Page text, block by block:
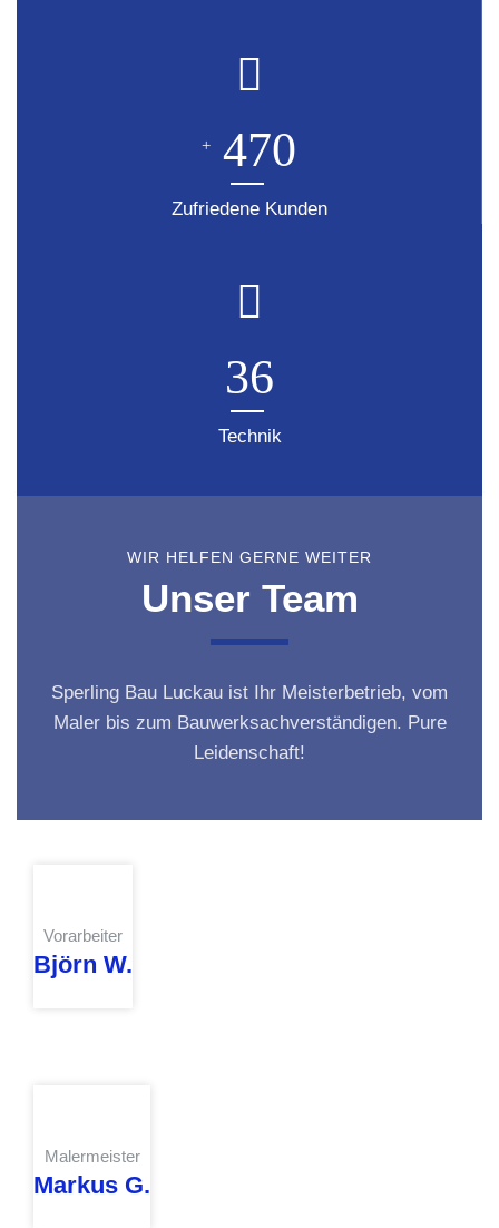
+ 470
Zufriedene Kunden
36
Technik
WIR HELFEN GERNE WEITER
Unser Team
Sperling Bau Luckau ist Ihr Meisterbetrieb, vom
Maler bis zum Bauwerksachverständigen. Pure
Leidenschaft!
Vorarbeiter
Björn W.
Malermeister
Markus G.